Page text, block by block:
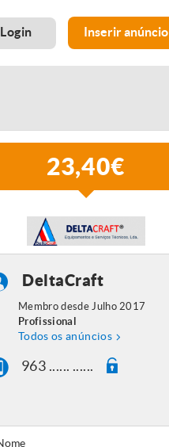
Login Inserir anúncio
23,40€
DeltaCraft
Membro desde Julho 2017
Profissional
Todos os anúncios
963 ...... ......